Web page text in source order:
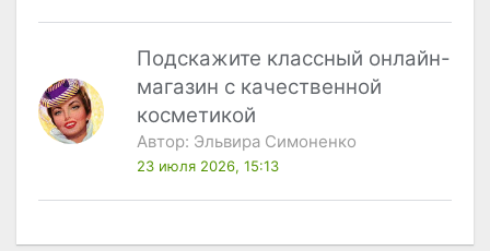
Подскажите классный онлайн-
магазин с качественной
косметикой
Автор: Эльвира Симоненко
23 июля 2026, 15:13